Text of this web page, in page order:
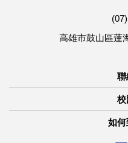
高雄市鼓山區蓮
聯
校
如